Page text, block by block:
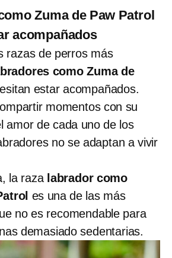
Zuma de Paw Patrol
acompañados
razas de perros más
como Zuma de
estar acompañados.
momentos con su
amor de cada uno de los
no se adaptan a vivir
la raza labrador como
es una de las más
no es recomendable para
demasiado sedentarias.